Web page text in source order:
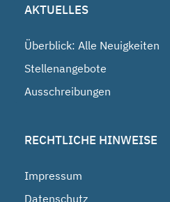
AKTUELLES
Überblick: Alle Neuigkeiten
Stellenangebote
Ausschreibungen
RECHTLICHE HINWEISE
Impressum
Datenschutz